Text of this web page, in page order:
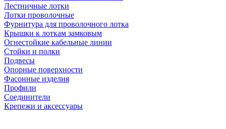
Лестничные лотки
Лотки проволочные
Фурнитура для проволочного лотка
Крышки к лоткам замковым
Огнестойкие кабельные линии
Стойки и полки
Подвесы
Опорные поверхности
Фасонные изделия
Профили
Соединители
Крепежи и аксессуары